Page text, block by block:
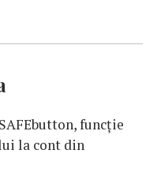
funcţie
la cont din